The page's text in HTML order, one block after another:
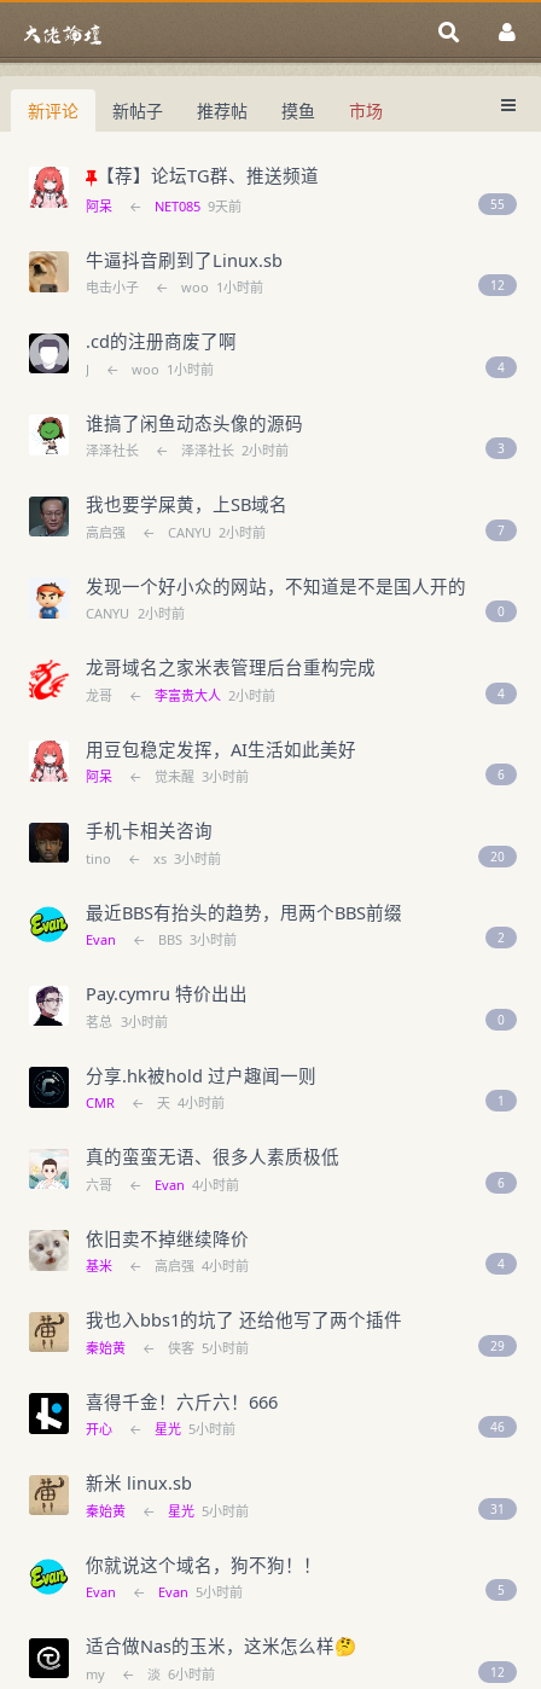
新评论 新帖子 推荐帖 摸鱼 市场
中国域名论坛
大佬论坛专注域名交易、域名投资、域名
中国域名论坛
【荐】论坛TG群、推送频道
阿呆 ← NET085 9天前 55
牛逼抖音刷到了Linux.sb
电击小子 ← woo 1小时前 12
.cd的注册商废了啊
J ← woo 1小时前 4
谁搞了闲鱼动态头像的源码
泽泽社长 ← 泽泽社长 2小时前 3
我也要学屎黄，上SB域名
高启强 ← CANYU 2小时前 7
发现一个好小众的网站，不知道是不是国人开的
CANYU 2小时前 0
龙哥域名之家米表管理后台重构完成
龙哥 ← 李富贵大人 2小时前 4
用豆包稳定发挥，AI生活如此美好
阿呆 ← 觉未醒 3小时前 6
手机卡相关咨询
tino ← xs 3小时前 20
最近BBS有抬头的趋势，甩两个BBS前缀
Evan ← BBS 3小时前 2
Pay.cymru 特价出出
茗总 3小时前 0
分享.hk被hold 过户趣闻一则
CMR ← 天 4小时前 1
真的蛮蛮无语、很多人素质极低
六哥 ← Evan 4小时前 6
依旧卖不掉继续降价
基米 ← 高启强 4小时前 4
我也入bbs1的坑了 还给他写了两个插件
秦始黄 ← 侠客 5小时前 29
喜得千金！六斤六！666
开心 ← 星光 5小时前 46
新米 linux.sb
秦始黄 ← 星光 5小时前 31
你就说这个域名，狗不狗！！
Evan ← Evan 5小时前 5
适合做Nas的玉米，这米怎么样🤔
my ← 淡 6小时前 12